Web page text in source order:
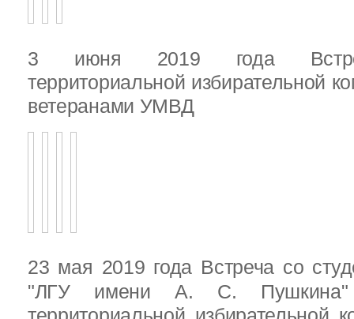
3 июня 2019 года
территориальной избирательной
ветеранами УМВД
23 мая 2019 года Встреча со
"ЛГУ имени А. С. Пушкина"